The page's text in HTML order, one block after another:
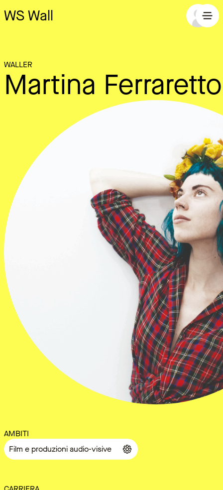
WS Wall
WALLER
Martina Ferraretto
AMBITI
Film e produzioni audio-visive